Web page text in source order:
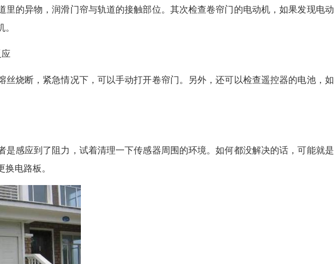
里的异物，润滑门帘与轨道的接触部位。其次检查卷帘门的电动机，如果发现电
丝烧断，紧急情况下，可以手动打开卷帘门。另外，还可以检查遥控器的电池，
是感应到了阻力，试着清理一下传感器周围的环境。如何都没解决的话，可能就
电路板。